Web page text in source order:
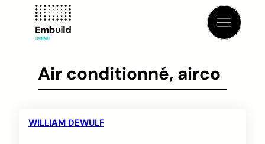
contenu
Air conditionné, airco
WILLIAM DEWULF